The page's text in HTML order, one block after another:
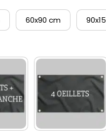
60x90 cm